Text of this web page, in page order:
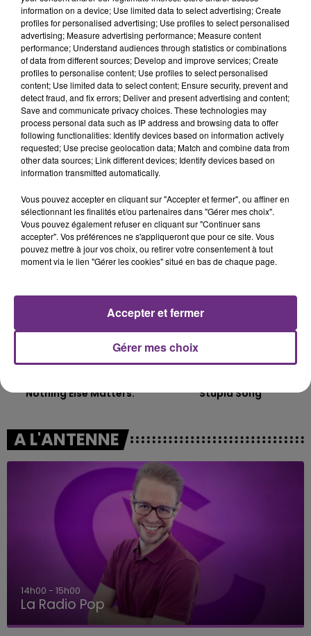
les conditions de...
TITRES DIFFUSÉS
4h56
4h56
TEDDYBEAR
Chaussures Roses
4h54
4h54
ALEX WARREN
Ordinary
4h49
4h49
Nothing Else Matters.
4h45
4h45
Stupid Song
A L'ANTENNE
14h00 - 15h00
La Radio Pop
information on a device; Use limited data to select advertising; Create
profiles for personalised advertising; Use profiles to select personalised
advertising; Measure advertising performance; Measure content
performance; Understand audiences through statistics or combinations
of data from different sources; Develop and improve services; Create
profiles to personalise content; Use profiles to select personalised
content; Use limited data to select content; Ensure security, prevent and
detect fraud, and fix errors; Deliver and present advertising and content;
Save and communicate privacy choices. These technologies may
process personal data such as IP address and browsing data to offer
following functionalities: Identify devices based on information actively
requested; Use precise geolocation data; Match and combine data from
other data sources; Link different devices; Identify devices based on
information transmitted automatically.
Vous pouvez accepter en cliquant sur "Accepter et fermer", ou affiner en
sélectionnant les finalités et/ou partenaires dans "Gérer mes choix".
Vous pouvez également refuser en cliquant sur "Continuer sans
accepter". Vos préférences ne s'appliqueront que pour ce site. Vous
pouvez mettre à jour vos choix, ou retirer votre consentement à tout
moment via le lien "Gérer les cookies" situé en bas de chaque page.
Gérer mes choix
Accepter et fermer